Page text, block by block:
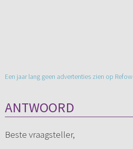
Een jaar lang geen advertenties zien op
ANTWOORD
Beste vraagsteller,